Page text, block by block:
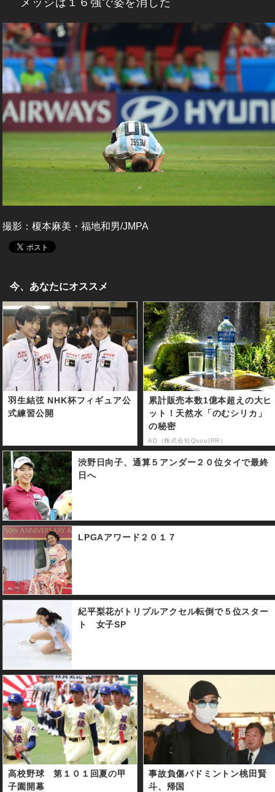
メッシは１６強で姿を消した
撮影：榎本麻美・福地和男/JMPA
今、あなたにオススメ
羽生結弦 NHK杯フィギュア公
式練習公開
累計販売本数1億本超えの大ヒ
ット！天然水「のむシリカ」
の秘密
AD（株式会社Qvou|PR）
渋野日向子、通算５アンダー２０位タイで最終
日へ
LPGAアワード２０１７
紀平梨花がトリプルアクセル転倒で５位スター
ト 女子SP
高校野球 第１０１回夏の甲
子園開幕
事故負傷バドミントン桃田賢
斗、帰国